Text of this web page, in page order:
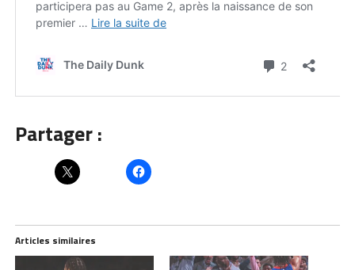
Partager :
Articles similaires